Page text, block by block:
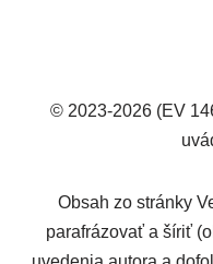
© 2023-2026 (EV
Obsah zo stránky
parafrázovať a šíriť